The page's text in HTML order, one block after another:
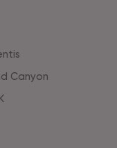
Canyon